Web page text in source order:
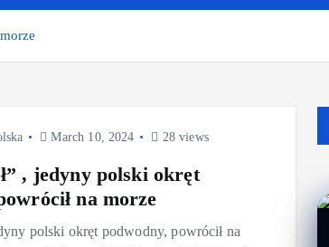
March 10, 2024 28 views
, jedyny polski okręt
na morze
polski okręt podwodny, powrócił na